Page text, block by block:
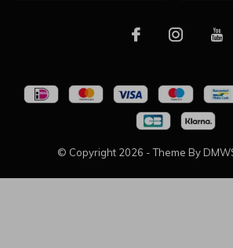
© Copyright 2026 - Theme By